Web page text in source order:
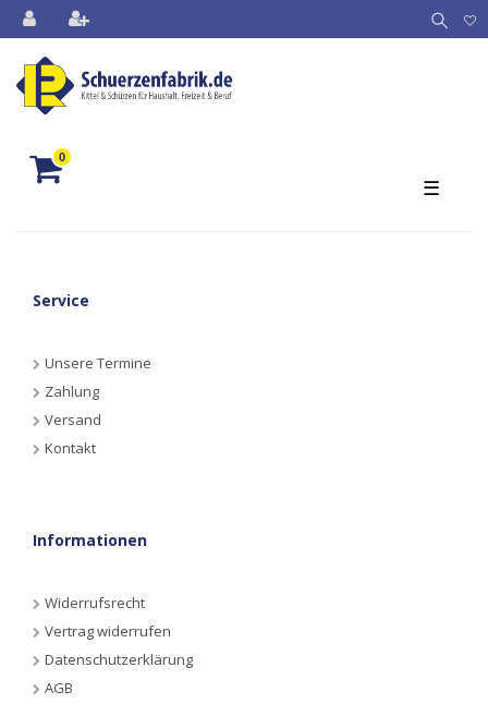
☰
0
Service
Unsere Termine
Zahlung
Versand
Kontakt
Informationen
Widerrufsrecht
Vertrag widerrufen
Datenschutzerklärung
AGB